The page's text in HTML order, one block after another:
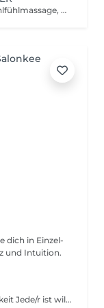
Die Maderotherapie ist eine Technik zur Wohlfühlmassage, Entwässerung und Körperformung, bei der Werkzeuge aus 100% natürlichem Holz zum Einsatz kommen. Ihr Design ist speziell darauf abgestimmt, die Haut zu straffen und zu festigen, Cellulite zu beseitigen und Ihre Figur auf natürliche Weise zu formen.
und Intuition.
Ätherische Öle, Entspannung und Achtsamkeit Jede/r ist willkommen Keine Vorkenntnisse nötig